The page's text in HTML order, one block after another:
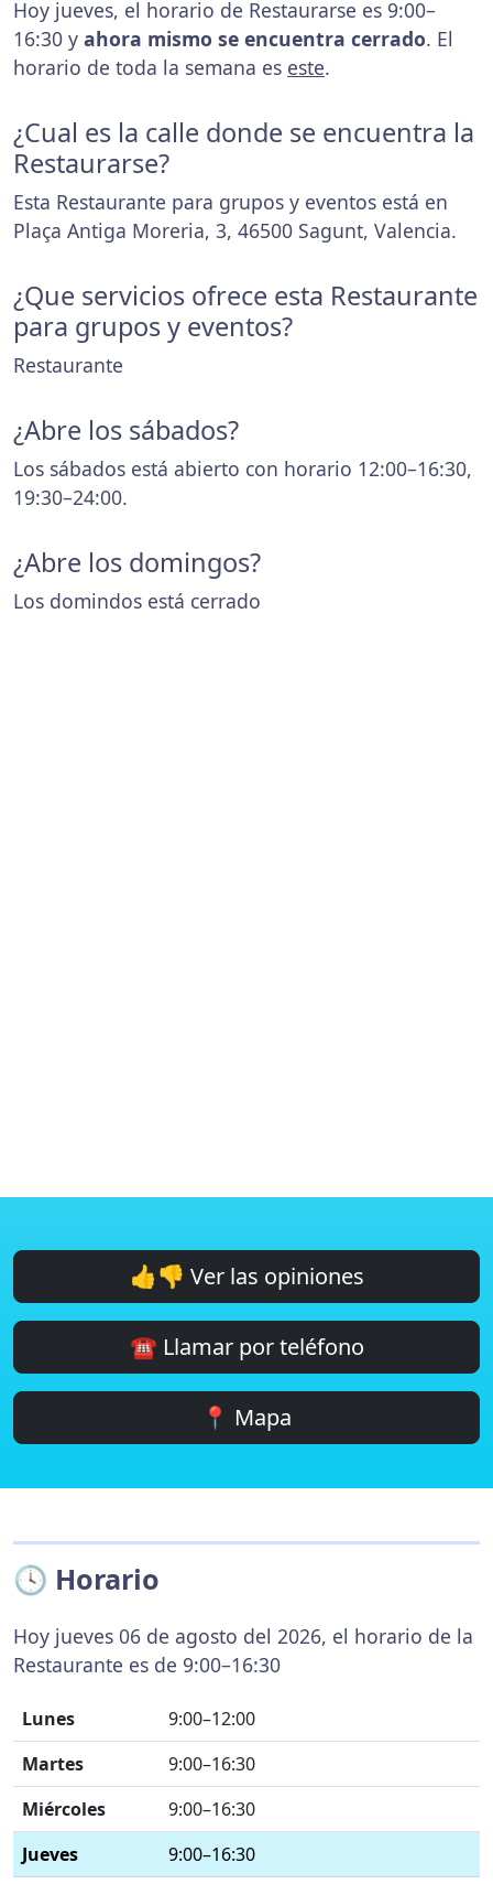
Hoy jueves, el horario de Restaurarse es 9:00–
16:30 y ahora mismo se encuentra cerrado. El
horario de toda la semana es este.
¿Cual es la calle donde se encuentra la
Restaurarse?
Esta Restaurante para grupos y eventos está en
Plaça Antiga Moreria, 3, 46500 Sagunt, Valencia.
¿Que servicios ofrece esta Restaurante
para grupos y eventos?
Restaurante
¿Abre los sábados?
Los sábados está abierto con horario 12:00–16:30,
19:30–24:00.
¿Abre los domingos?
Los domindos está cerrado
👍👎 Ver las opiniones
☎️ Llamar por teléfono
📍 Mapa
🕓 Horario
Hoy jueves 06 de agosto del 2026, el horario de la
Restaurante es de 9:00–16:30
Lunes
9:00–12:00
Martes
9:00–16:30
Miércoles
9:00–16:30
Jueves
9:00–16:30